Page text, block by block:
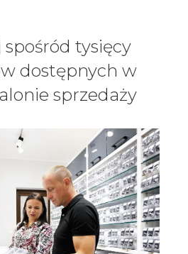
tysięcy
dostępnych w
sprzedaży